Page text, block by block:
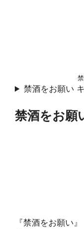
禁酒をお願い
禁酒をお願
『禁酒をお願い